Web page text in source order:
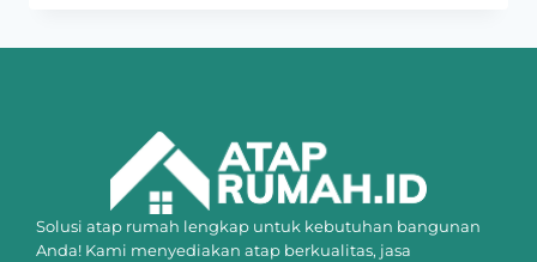
Solusi atap rumah lengkap untuk kebutuhan bangunan
Anda! Kami menyediakan atap berkualitas, jasa